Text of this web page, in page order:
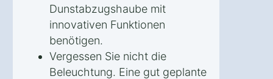
Dunstabzugshaube mit
innovativen Funktionen
benötigen.
Vergessen Sie nicht die
Beleuchtung. Eine gut geplante